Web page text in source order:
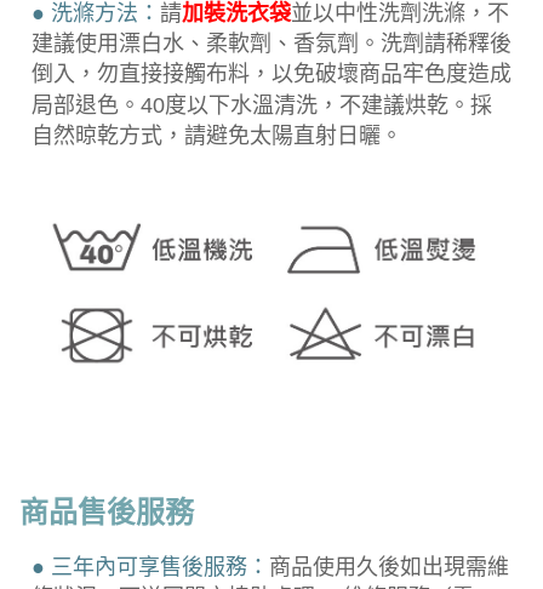
● 洗滌方法： 請加裝洗衣袋並以中性洗劑洗滌，不
建議使用漂白水、柔軟劑、香氛劑。洗劑請稀釋後
倒入，勿直接接觸布料，以免破壞商品牢色度造成
局部退色。40度以下水溫清洗，不建議烘乾。採
自然晾乾方式，請避免太陽直射日曬。
商品售後服務
● 三年內可享售後服務： 商品使用久後如出現需維